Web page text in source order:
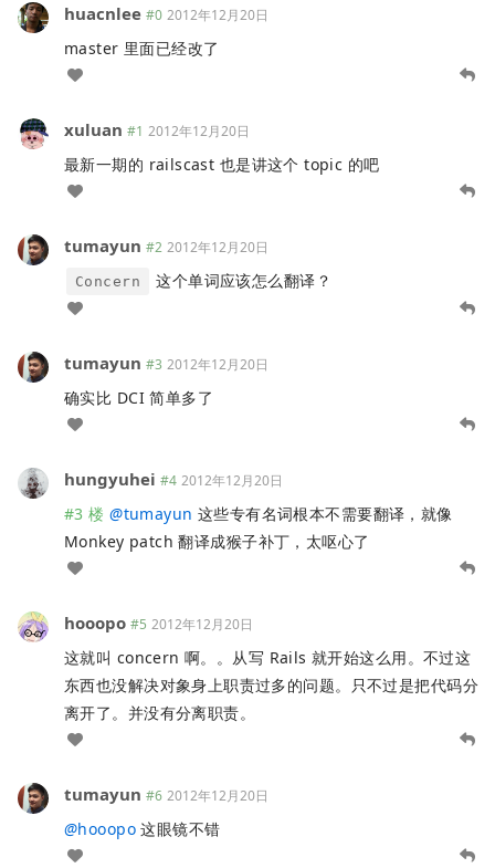
huacnlee #0 2012年12月20日
master 里面已经改了
xuluan #1 2012年12月20日
最新一期的 railscast 也是讲这个 topic 的吧
tumayun #2 2012年12月20日
Concern 这个单词应该怎么翻译？
tumayun #3 2012年12月20日
确实比 DCI 简单多了
hungyuhei #4 2012年12月20日
#3 楼 @tumayun 这些专有名词根本不需要翻译，就像
Monkey patch 翻译成猴子补丁，太呕心了
hooopo #5 2012年12月20日
这就叫 concern 啊。。从写 Rails 就开始这么用。不过这
东西也没解决对象身上职责过多的问题。只不过是把代码分
离开了。并没有分离职责。
tumayun #6 2012年12月20日
@hooopo这眼镜不错